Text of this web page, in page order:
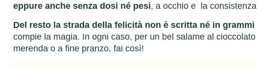
eppure anche senza dosi né pesi, a occhio e la
Del resto la strada della felicità non è scritta né in
compie la magia. In ogni caso, per un bel salame al
merenda o a fine pranzo, fai così!